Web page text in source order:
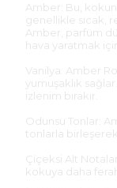
Amber: Bu,
genellikle sıcak,
Amber, parfüm
hava yaratmak için
Vanilya: Amber
yumuşaklık
izlenim bırakır.
Odunsu Tonlar:
tonlarla
Çiçeksi Alt
kokuya daha